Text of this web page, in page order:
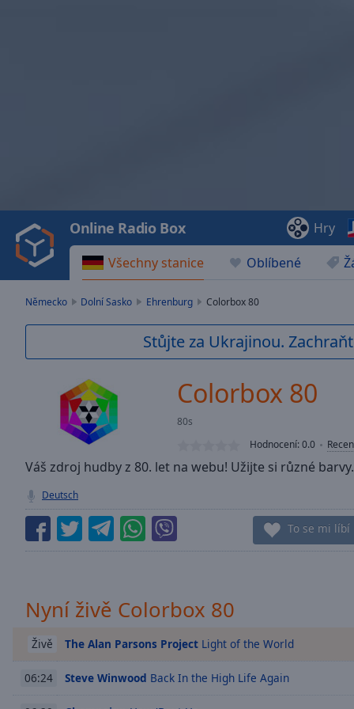
Video
Play
Backward
Skip
Current
TypeLIVE
live,
currently
behind
LIVE
Remaining
Playback
Rate
Chapters
Všechny stanice Oblíbené
Online Radio Box Hry
Německo Dolní Sasko Ehrenburg Colorbox 80
Stůjte za Ukrajinou.
Colorbox 80
80s
Hodnocení:0.0
Váš zdroj hudby z 80. let na webu! Užijte si různé
Deutsch
To se mi líbí
Nyní živě Colorbox 80
Živě The Alan Parsons Project Light of the World
06:24 Steve Winwood Back In the High Life Again